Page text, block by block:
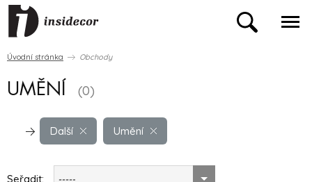
Úvodní stránka Obchody
UMĚNÍ (0)
Další Umění
Seřadit: -----